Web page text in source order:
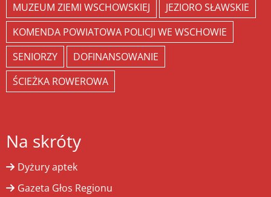
MUZEUM ZIEMI WSCHOWSKIEJ
JEZIORO SŁAWSKIE
KOMENDA POWIATOWA POLICJI WE WSCHOWIE
SENIORZY
DOFINANSOWANIE
ŚCIEŻKA ROWEROWA
Na skróty
Dyżury aptek
Gazeta Głos Regionu